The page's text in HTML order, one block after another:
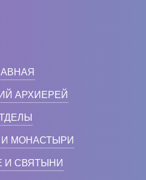
АРХИЕРЕЙ
МОНАСТЫРИ
И СВЯТЫНИ